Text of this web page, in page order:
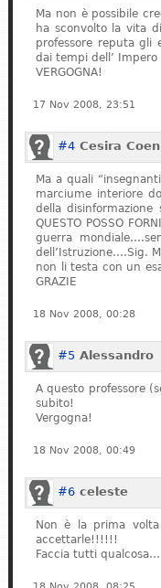
Ma non è possibile
ha sconvolto la vita
professore reputa gli
dai tempi dell’ Impero
VERGOGNA!
17 Nov 2008, 23:51
#4 Cesira Coen
Ma a quali
marciume interiore
della
QUESTO POSSO
guerra
dell’Istruzione….Sig.
non li testa con un
GRAZIE
18 Nov 2008, 00:28
#5 Alessandro
A questo professore
subito!
Vergogna!
18 Nov 2008, 00:49
#6 celeste
Non è la prima
accettarle!!!!!!
Faccia tutti